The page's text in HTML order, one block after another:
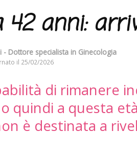
anni:
- Dottore specialista in Ginecologia
il 25/02/2026
di rimanere
quindi a questa
è destinata a